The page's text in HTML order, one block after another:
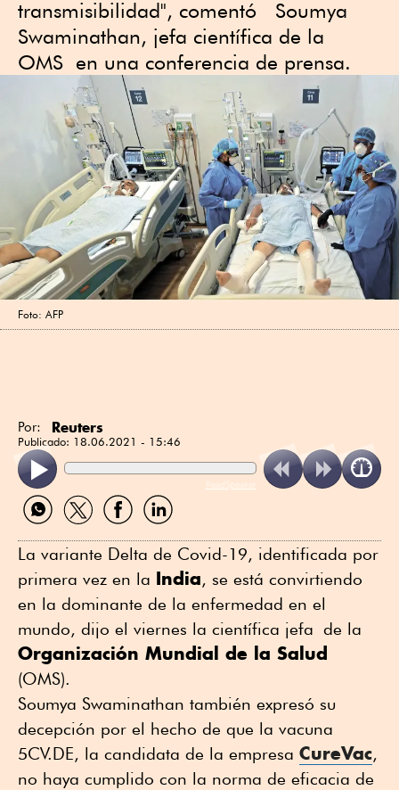
transmisibilidad", comentó Soumya
Swaminathan, jefa científica de la
OMS en una conferencia de prensa.
Foto: AFP
Por: Reuters
Publicado: 18.06.2021 - 15:46
ReadSpeaker
Compartir
por
Compartir
por
Compartir
por
Compartir
por
La variante Delta de Covid-19, identificada por
primera vez en la India, se está convirtiendo
en la dominante de la enfermedad en el
mundo, dijo el viernes la científica jefa de la
Organización Mundial de la Salud
(OMS).
Soumya Swaminathan también expresó su
decepción por el hecho de que la vacuna
5CV.DE, la candidata de la empresa CureVac,
no haya cumplido con la norma de eficacia de